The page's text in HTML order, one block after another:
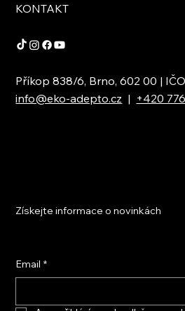
KONTAKT
Příkop 838/6, Brno, 602 00 |
info@eko-adepto.cz | +420
Získejte informace o novinkách
Email *